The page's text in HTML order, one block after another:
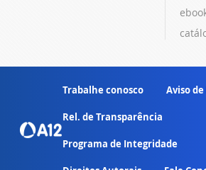
Trabalhe conosco Aviso
Rel. de Transparência
Programa de Integridade